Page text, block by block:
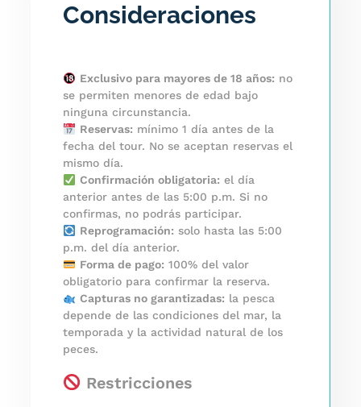
Consideraciones
Exclusivo para mayores de 18 años: no
se permiten menores de edad bajo
ninguna circunstancia.
Reservas: mínimo 1 día antes de la
fecha del tour. No se aceptan reservas el
mismo día.
Confirmación obligatoria: el día
anterior antes de las 5:00 p.m. Si no
confirmas, no podrás participar.
Reprogramación: solo hasta las 5:00
p.m. del día anterior.
Forma de pago: 100% del valor
obligatorio para confirmar la reserva.
Capturas no garantizadas: la pesca
depende de las condiciones del mar, la
temporada y la actividad natural de los
peces.
Restricciones